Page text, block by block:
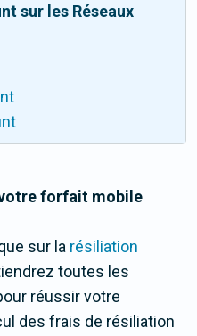
sur les Réseaux
forfait mobile
sur la résiliation
toutes les
réussir votre
des frais de résiliation